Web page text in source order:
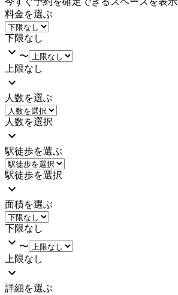
料金を選ぶ
下限なし
〜
上限なし
人数を選ぶ
人数を選択
駅徒歩を選ぶ
駅徒歩を選択
面積を選ぶ
下限なし
〜
上限なし
詳細を選ぶ